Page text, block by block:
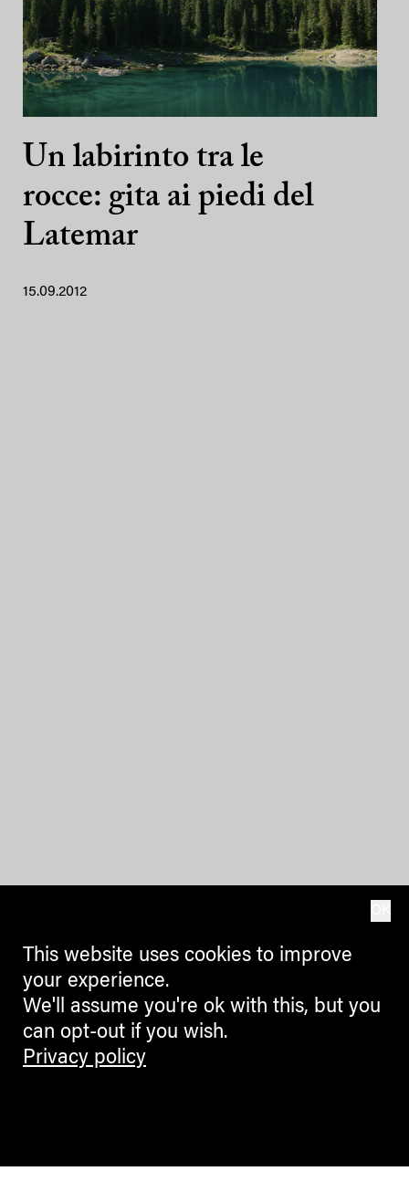
Un labirinto tra le
rocce: gita ai piedi del
Latemar
15.09.2012
This website uses cookies to improve
your experience.
We'll assume you're ok with this, but you
can opt-out if you wish.
Privacy policy